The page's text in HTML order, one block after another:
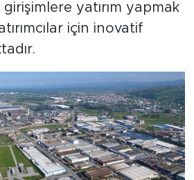
yatırım yapmak
için inovatif